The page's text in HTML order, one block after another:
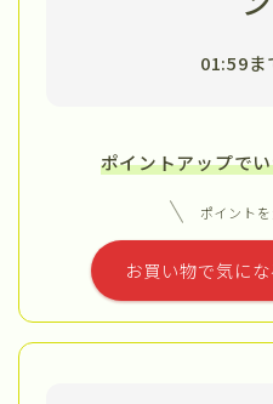
01:59ま
ポイントアップで
ポイント
お買い物で気に